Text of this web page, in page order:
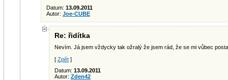
Datum: 13.09.2011
Autor: Joe-CUBE
Re: řidítka
Nevím. Já jsem vždycky tak ožralý že jsem rád, že se mi vůbec
[ Zpět ]
Datum: 13.09.2011
Autor: Zden42